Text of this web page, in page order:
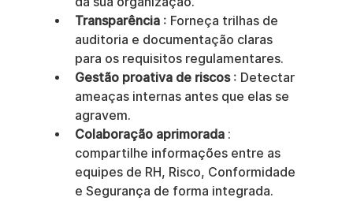
Transparência : Forneça trilhas de
auditoria e documentação claras
para os requisitos regulamentares.
Gestão proativa de riscos : Detectar
ameaças internas antes que elas se
agravem.
Colaboração aprimorada :
compartilhe informações entre as
equipes de RH, Risco, Conformidade
e Segurança de forma integrada.